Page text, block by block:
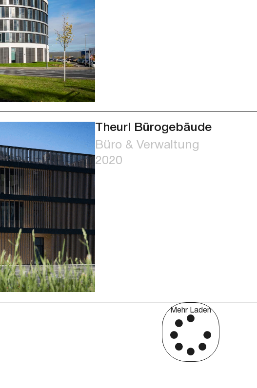
Theurl Bürogebäude
Büro & Verwaltung
2020
Mehr Laden